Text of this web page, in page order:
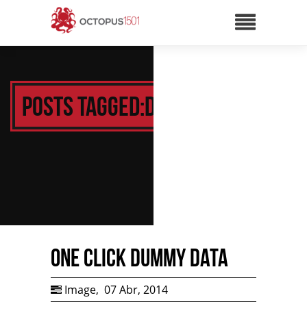
Posts Tagged:Data
One Click Dummy Data
Image, 07 Abr, 2014